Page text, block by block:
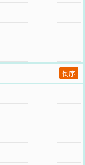
倒序